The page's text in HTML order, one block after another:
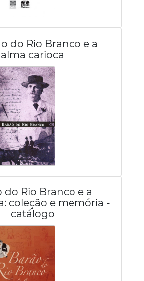
do Rio Branco e a
alma carioca
do Rio Branco e a
coleção e memória -
catálogo